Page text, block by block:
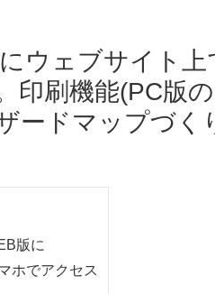
ウェブサイト
印刷機能(PC版
ードマップづく
版に
ホでアクセス